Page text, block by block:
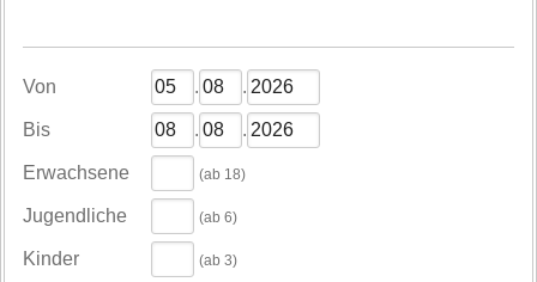
Von . .
Bis . .
Erwachsene (ab 18)
Jugendliche (ab 6)
Kinder (ab 3)